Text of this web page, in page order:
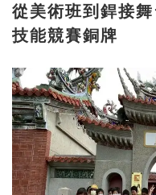
從美術班到銲接舞台 16歲郭于瑄勇奪
技能競賽銅牌